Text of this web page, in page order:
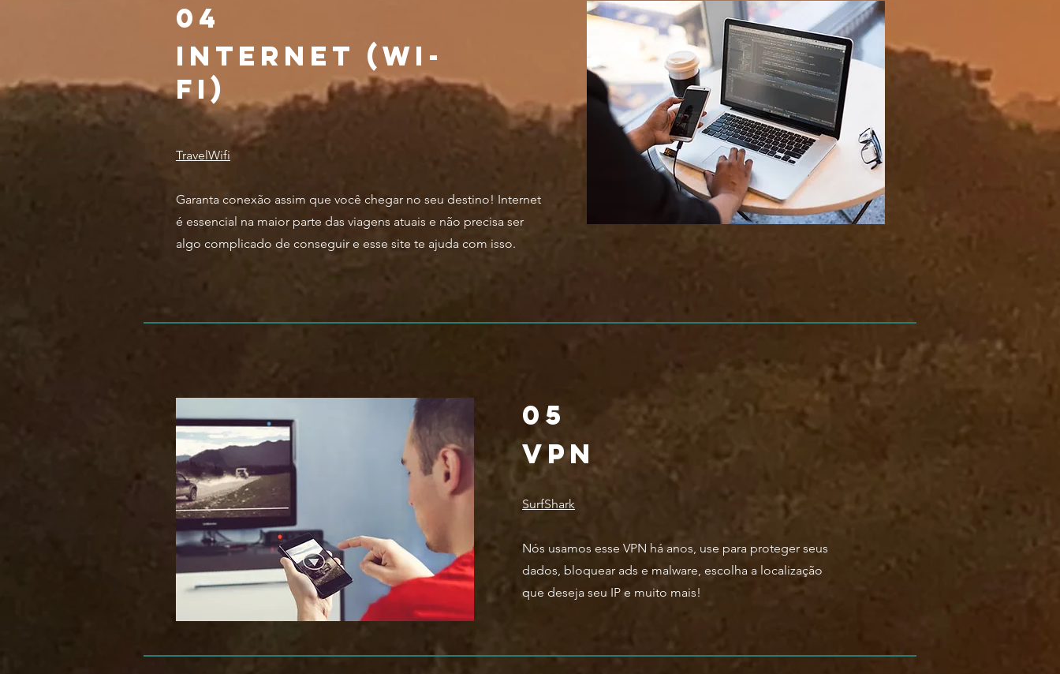
04
Internet (wi-
fi)
TravelWifi
Garanta conexão assim que você chegar no seu destino! Internet
é essencial na maior parte das viagens atuais e não precisa ser
algo complicado de conseguir e esse site te ajuda com isso.
05
VPN
SurfShark
Nós usamos esse VPN há anos, use para proteger seus
dados, bloquear ads e malware, escolha a localização
que deseja seu IP e muito mais!